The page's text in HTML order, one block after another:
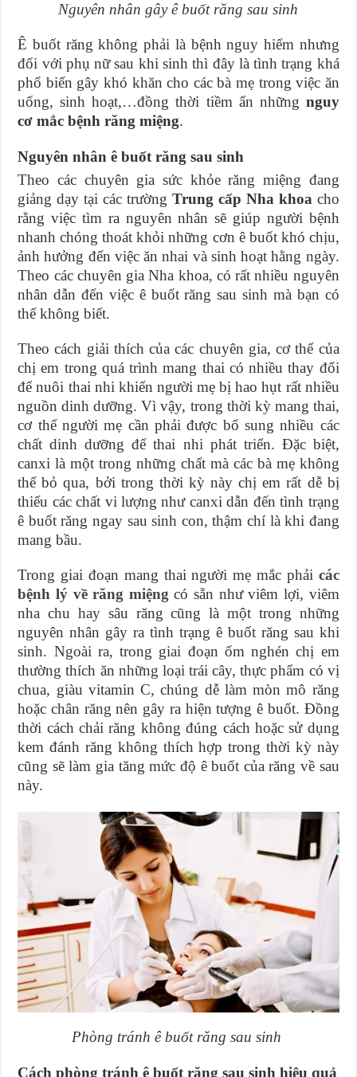
Nguyên nhân gây ê buốt răng sau sinh
Ê buốt răng không phải là bệnh nguy hiểm nhưng
đối với phụ nữ sau khi sinh thì đây là tình trạng khá
phổ biến gây khó khăn cho các bà mẹ trong việc ăn
uống, sinh hoạt,…đồng thời tiềm ẩn những nguy
cơ mắc bệnh răng miệng.
Nguyên nhân ê buốt răng sau sinh
Theo các chuyên gia sức khỏe răng miệng đang
giảng dạy tại các trường Trung cấp Nha khoacho
rằng việc tìm ra nguyên nhân sẽ giúp người bệnh
nhanh chóng thoát khỏi những cơn ê buốt khó chịu,
ảnh hưởng đến việc ăn nhai và sinh hoạt hằng ngày.
Theo các chuyên gia Nha khoa, có rất nhiều nguyên
nhân dẫn đến việc ê buốt răng sau sinh mà bạn có
thể không biết.
Theo cách giải thích của các chuyên gia, cơ thể của
chị em trong quá trình mang thai có nhiều thay đổi
để nuôi thai nhi khiến người mẹ bị hao hụt rất nhiều
nguồn dinh dưỡng. Vì vậy, trong thời kỳ mang thai,
cơ thể người mẹ cần phải được bổ sung nhiều các
chất dinh dưỡng để thai nhi phát triển. Đặc biệt,
canxi là một trong những chất mà các bà mẹ không
thể bỏ qua, bởi trong thời kỳ này chị em rất dễ bị
thiếu các chất vi lượng như canxi dẫn đến tình trạng
ê buốt răng ngay sau sinh con, thậm chí là khi đang
mang bầu.
Trong giai đoạn mang thai người mẹ mắc phải các
bệnh lý về răng miệng có sẵn như viêm lợi, viêm
nha chu hay sâu răng cũng là một trong những
nguyên nhân gây ra tình trạng ê buốt răng sau khi
sinh. Ngoài ra, trong giai đoạn ốm nghén chị em
thường thích ăn những loại trái cây, thực phẩm có vị
chua, giàu vitamin C, chúng dễ làm mòn mô răng
hoặc chân răng nên gây ra hiện tượng ê buốt. Đồng
thời cách chải răng không đúng cách hoặc sử dụng
kem đánh răng không thích hợp trong thời kỳ này
cũng sẽ làm gia tăng mức độ ê buốt của răng về sau
này.
Phòng tránh ê buốt răng sau sinh
Cách phòng tránh ê buốt răng sau sinh hiệu quả